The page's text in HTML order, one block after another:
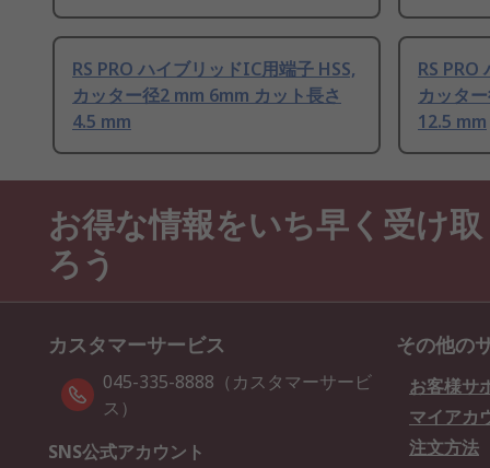
RS PRO ハイブリッドIC用端子 HSS,
カッター径2 mm 6mm カット長さ
4.5 mm
RS PRO
カッタ
12.5 mm
お得な情報をいち早く受け取
ろう
カスタマーサービス
045-335-8888（カスタマーサービ
ス）
SNS公式アカウント
その他の
お客様サ
マイアカ
注文方法